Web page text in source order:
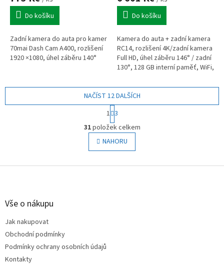
Do košíku
Zadní kamera do auta pro kamer
70mai Dash Cam A400, rozlišení
1920 ×1080, úhel záběru 140°
Do košíku
Kamera do auta + zadní kamera
RC14, rozlišení 4K/zadní kamera
Full HD, úhel záběru 146° / zadní
130°, 128 GB interní paměť, WiFi,
ovládání
O
v
l
á
a
NAČÍST 12 DALŠÍCH
S
t
r
á
n
k
v
1 3
31položek celkem
NAHORU
Z
Vše o nákupu
Jak nakupovat
Obchodní podmínky
Podmínky ochrany osobních údajů
Kontakty